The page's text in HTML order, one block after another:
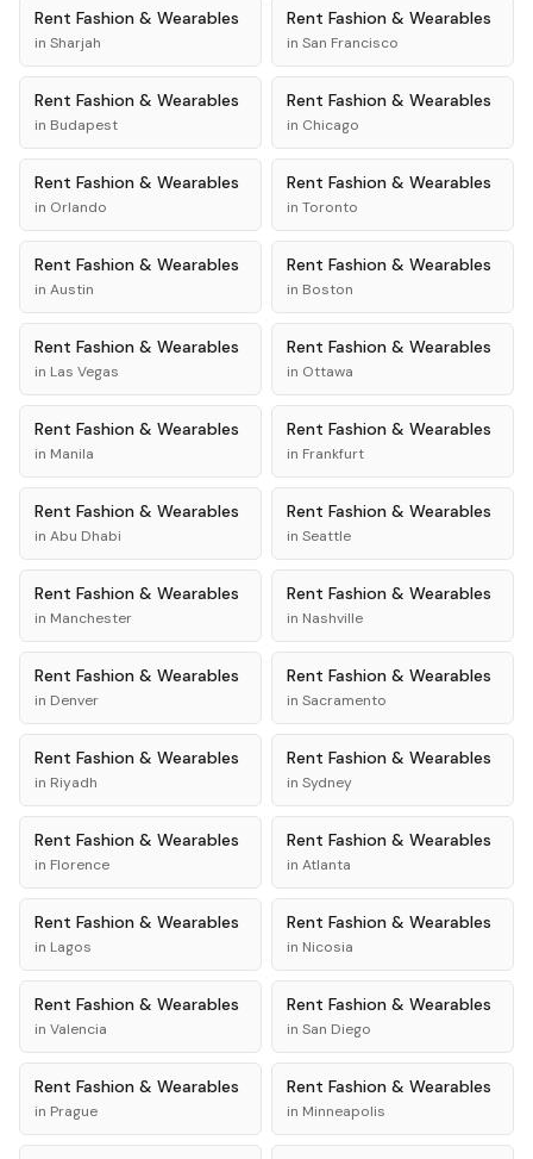
Rent Fashion & Wearables
in Sharjah
Rent Fashion & Wearables
in San Francisco
Rent Fashion & Wearables
in Budapest
Rent Fashion & Wearables
in Chicago
Rent Fashion & Wearables
in Orlando
Rent Fashion & Wearables
in Toronto
Rent Fashion & Wearables
in Austin
Rent Fashion & Wearables
in Boston
Rent Fashion & Wearables
in Las Vegas
Rent Fashion & Wearables
in Ottawa
Rent Fashion & Wearables
in Manila
Rent Fashion & Wearables
in Frankfurt
Rent Fashion & Wearables
in Abu Dhabi
Rent Fashion & Wearables
in Seattle
Rent Fashion & Wearables
in Manchester
Rent Fashion & Wearables
in Nashville
Rent Fashion & Wearables
in Denver
Rent Fashion & Wearables
in Sacramento
Rent Fashion & Wearables
in Riyadh
Rent Fashion & Wearables
in Sydney
Rent Fashion & Wearables
in Florence
Rent Fashion & Wearables
in Atlanta
Rent Fashion & Wearables
in Lagos
Rent Fashion & Wearables
in Nicosia
Rent Fashion & Wearables
in Valencia
Rent Fashion & Wearables
in San Diego
Rent Fashion & Wearables
in Prague
Rent Fashion & Wearables
in Minneapolis